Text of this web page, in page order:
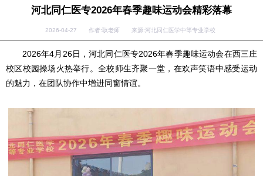
河北同仁医专2026年春季趣味运动会精彩落幕
2026-04-27 作者:耿老师 来源:河北同仁医学中等专业学校
2026年4月26日，河北同仁医专2026年春季趣味运动会在西三庄
校区校园操场火热举行。全校师生齐聚一堂，在欢声笑语中感受运动
的魅力，在团队协作中增进同窗情谊。